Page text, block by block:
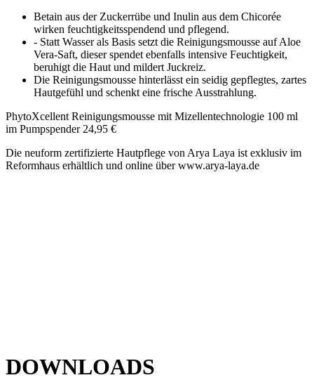
Betain aus der Zuckerrübe und Inulin aus dem Chicorée
wirken feuchtigkeitsspendend und pflegend.
- Statt Wasser als Basis setzt die Reinigungsmousse auf Aloe
Vera-Saft, dieser spendet ebenfalls intensive Feuchtigkeit,
beruhigt die Haut und mildert Juckreiz.
Die Reinigungsmousse hinterlässt ein seidig gepflegtes, zartes
Hautgefühl und schenkt eine frische Ausstrahlung.
PhytoXcellent Reinigungsmousse mit Mizellentechnologie 100 ml
im Pumpspender 24,95 €
Die neuform zertifizierte Hautpflege von Arya Laya ist exklusiv im
Reformhaus erhältlich und online über www.arya-laya.de
DOWNLOADS